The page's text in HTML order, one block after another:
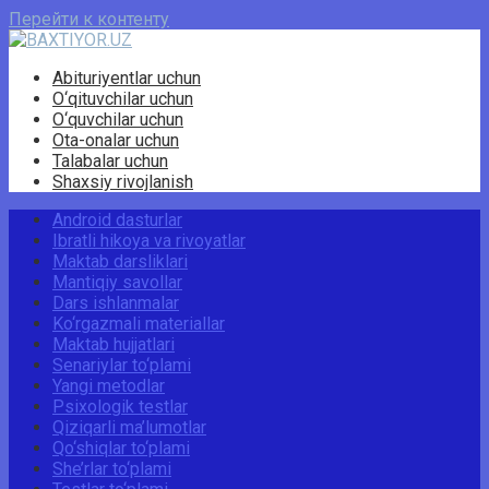
Перейти к контенту
Abituriyentlar uchun
O‘qituvchilar uchun
O‘quvchilar uchun
Ota-onalar uchun
Talabalar uchun
Shaxsiy rivojlanish
Android dasturlar
Ibratli hikoya va rivoyatlar
Maktab darsliklari
Mantiqiy savollar
Dars ishlanmalar
Ko‘rgazmali materiallar
Maktab hujjatlari
Senariylar to‘plami
Yangi metodlar
Psixologik testlar
Qiziqarli ma’lumotlar
Qo‘shiqlar to‘plami
She’rlar to‘plami